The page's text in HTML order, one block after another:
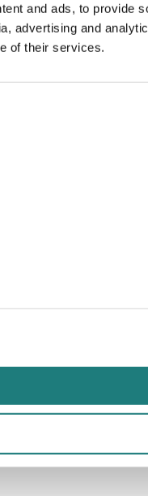
and ads, to provide
advertising and
of their services.